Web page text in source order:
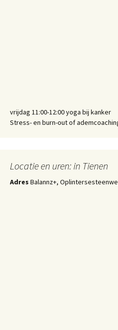
vrijdag 11:00-12:00 yoga bij kanker
Stress- en burn-out of
Locatie en uren: in Tienen
Adres Balannz+,